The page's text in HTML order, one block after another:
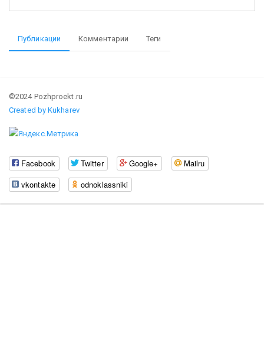
Публикации Комментарии Теги
©2024 Pozhproekt.ru
Created by Kukharev
Facebook Twitter Google+
Mailru
vkontakte
odnoklassniki